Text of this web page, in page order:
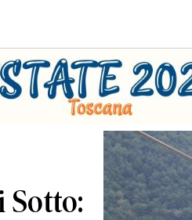
Sotto: